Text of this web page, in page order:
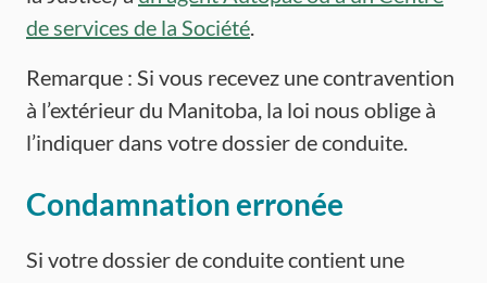
de services de la Société.
Remarque : Si vous recevez une contravention
à l’extérieur du Manitoba, la loi nous oblige à
l’indiquer dans votre dossier de conduite.
Condamnation erronée
Si votre dossier de conduite contient une